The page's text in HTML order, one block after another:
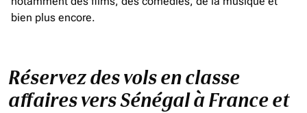
bien plus encore.
Réservez des vols en classe
affaires vers Sénégal à France et